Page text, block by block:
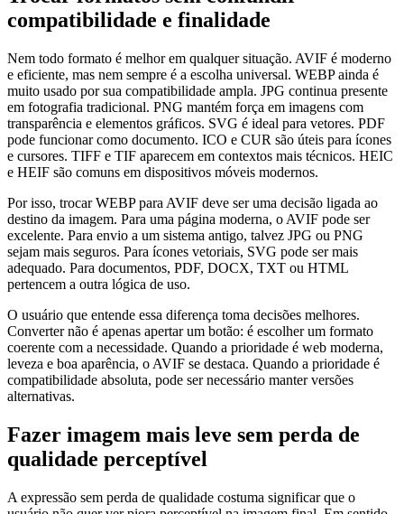
compatibilidade e finalidade
Nem todo formato é melhor em qualquer situação. AVIF é moderno
e eficiente, mas nem sempre é a escolha universal. WEBP ainda é
muito usado por sua compatibilidade ampla. JPG continua presente
em fotografia tradicional. PNG mantém força em imagens com
transparência e elementos gráficos. SVG é ideal para vetores. PDF
pode funcionar como documento. ICO e CUR são úteis para ícones
e cursores. TIFF e TIF aparecem em contextos mais técnicos. HEIC
e HEIF são comuns em dispositivos móveis modernos.
Por isso, trocar WEBP para AVIF deve ser uma decisão ligada ao
destino da imagem. Para uma página moderna, o AVIF pode ser
excelente. Para envio a um sistema antigo, talvez JPG ou PNG
sejam mais seguros. Para ícones vetoriais, SVG pode ser mais
adequado. Para documentos, PDF, DOCX, TXT ou HTML
pertencem a outra lógica de uso.
O usuário que entende essa diferença toma decisões melhores.
Converter não é apenas apertar um botão: é escolher um formato
coerente com a necessidade. Quando a prioridade é web moderna,
leveza e boa aparência, o AVIF se destaca. Quando a prioridade é
compatibilidade absoluta, pode ser necessário manter versões
alternativas.
Fazer imagem mais leve sem perda de
qualidade perceptível
A expressão sem perda de qualidade costuma significar que o